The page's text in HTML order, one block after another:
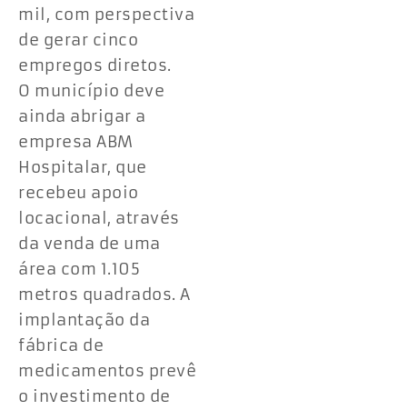
mil, com perspectiva
de gerar cinco
empregos diretos.
O município deve
ainda abrigar a
empresa ABM
Hospitalar, que
recebeu apoio
locacional, através
da venda de uma
área com 1.105
metros quadrados. A
implantação da
fábrica de
medicamentos prevê
o investimento de